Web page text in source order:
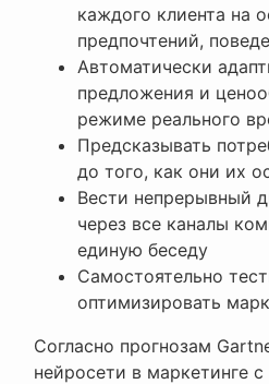
каждого клиента на
предпочтений,
Автоматически
предложения и
режиме реального
Предсказывать
до того, как они их
Вести непрерывный
через все каналы
единую беседу
Самостоятельно
оптимизировать
Согласно прогнозам
нейросети в маркетинге